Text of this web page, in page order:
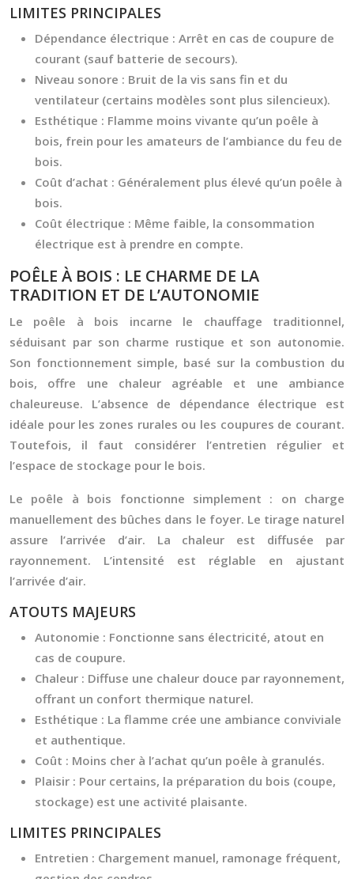
LIMITES PRINCIPALES
Dépendance électrique : Arrêt en cas de coupure de
courant (sauf batterie de secours).
Niveau sonore : Bruit de la vis sans fin et du
ventilateur (certains modèles sont plus silencieux).
Esthétique : Flamme moins vivante qu’un poêle à
bois, frein pour les amateurs de l’ambiance du feu de
bois.
Coût d’achat : Généralement plus élevé qu’un poêle à
bois.
Coût électrique : Même faible, la consommation
électrique est à prendre en compte.
POÊLE À BOIS : LE CHARME DE LA
TRADITION ET DE L’AUTONOMIE
Le poêle à bois incarne le chauffage traditionnel,
séduisant par son charme rustique et son autonomie.
Son fonctionnement simple, basé sur la combustion du
bois, offre une chaleur agréable et une ambiance
chaleureuse. L’absence de dépendance électrique est
idéale pour les zones rurales ou les coupures de courant.
Toutefois, il faut considérer l’entretien régulier et
l’espace de stockage pour le bois.
Le poêle à bois fonctionne simplement : on charge
manuellement des bûches dans le foyer. Le tirage naturel
assure l’arrivée d’air. La chaleur est diffusée par
rayonnement. L’intensité est réglable en ajustant
l’arrivée d’air.
ATOUTS MAJEURS
Autonomie : Fonctionne sans électricité, atout en
cas de coupure.
Chaleur : Diffuse une chaleur douce par rayonnement,
offrant un confort thermique naturel.
Esthétique : La flamme crée une ambiance conviviale
et authentique.
Coût : Moins cher à l’achat qu’un poêle à granulés.
Plaisir : Pour certains, la préparation du bois (coupe,
stockage) est une activité plaisante.
LIMITES PRINCIPALES
Entretien : Chargement manuel, ramonage fréquent,